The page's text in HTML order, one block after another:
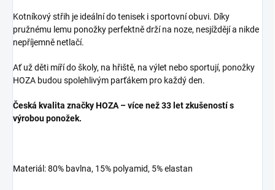
Kotníkový střih je ideální do tenisek i sportovní obuvi. Díky
pružnému lemu ponožky perfektně drží na noze, nesjíždějí a nikde
nepříjemně netlačí.
Ať už děti míří do školy, na hřiště, na výlet nebo sportují, ponožky
HOZA budou spolehlivým parťákem pro každý den.
Česká kvalita značky HOZA – více než 33 let zkušeností s
výrobou ponožek.
Materiál: 80% bavlna, 15% polyamid, 5% elastan